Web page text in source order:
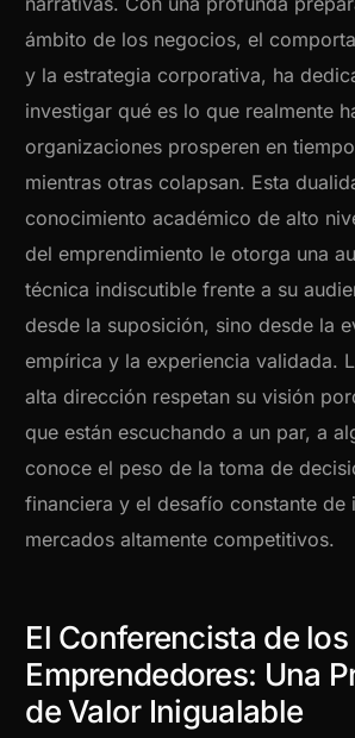
ámbito de los negocios, el
y la estrategia corporativa, ha
investigar qué es lo que realmente
organizaciones prosperen en
mientras otras colapsan. Esta
conocimiento académico de alto
del emprendimiento le otorga una
técnica indiscutible frente a su
desde la suposición, sino desde la
empírica y la experiencia validada.
alta dirección respetan su visión
que están escuchando a un par, a
conoce el peso de la toma de
financiera y el desafío constante de
mercados altamente competitivos.
El Conferencista de los
Emprendedores: Una
de Valor Inigualable